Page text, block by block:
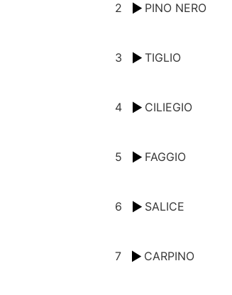
2 PINO NERO
3 TIGLIO
4 CILIEGIO
5 FAGGIO
6 SALICE
7 CARPINO